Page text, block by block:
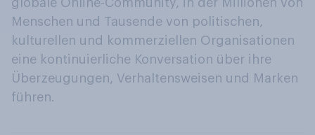
globale Online-Community, in der Millionen von
Menschen und Tausende von politischen,
kulturellen und kommerziellen Organisationen
eine kontinuierliche Konversation über ihre
Überzeugungen, Verhaltensweisen und Marken
führen.